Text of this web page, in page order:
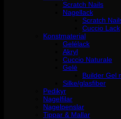
Scratch Nails
Nagellack
Scratch
Cuccio Lack
Konstmaterial
Gelélack
Akryl
Cuccio Naturale
Gelé
Builder Gel
Silke/glasfiber
Pedikyr
Nagelfilar
Nagelpenslar
Tippar & Mallar